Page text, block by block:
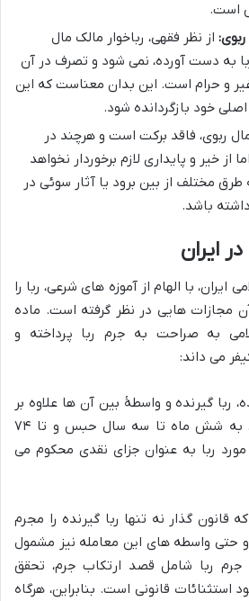
است.
از نظر فقهی، رباخوار مالک مال
به دست آورده، نمی شود و تصرف در آن
و حرام است. این بدان معناست که این
خود بازگردانده شود.
ربوی، فاقد برکت است و هرچند در
از خیر و پایداری لازم برخوردار نخواهد
مختلف از بین برود یا آثار سوئی در
باشد.
ایران
با الهام از آموزه های شرعی، ربا را
مجازات هایی در نظر گرفته است. ماده
به صراحت به جرم ربا پرداخته و
می داند:
ربا گیرنده و واسطهٔ بین آن ها علاوه بر
ردِ اضافه به صاحب مال به شش ماه تا سه سال حبس و تا ۷۴
ربا به عنوان جزای نقدی محکوم می
گذار نه تنها ربا گیرنده را مجرم
و حتی واسطه های این معامله نیز مشمول
جرم ربا شامل قصد ارتکاب جرم، تحقق
استثنائات قانونی است. بنابراین، هرگاه